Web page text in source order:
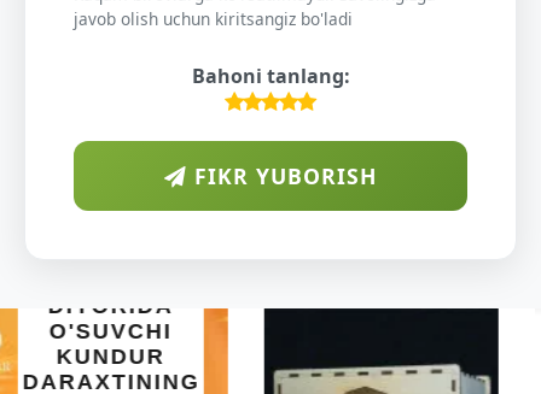
javob olish uchun kiritsangiz bo'ladi
Bahoni tanlang:
FIKR YUBORISH